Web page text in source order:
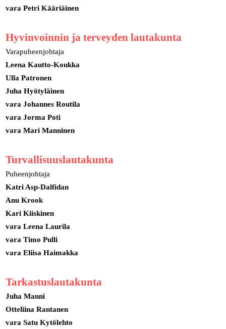
vara Petri Kääriäinen
Hyvinvoinnin ja terveyden lautakunta
Varapuheenjohtaja
Leena Kautto-Koukka
Ulla Patronen
Juha Hyötyläinen
vara Johannes Routila
vara Jorma Poti
vara Mari Manninen
Turvallisuuslautakunta
Puheenjohtaja
Katri Asp-Dalfidan
Anu Krook
Kari Kiiskinen
vara Leena Laurila
vara Timo Pulli
vara Eliisa Haimakka
Tarkastuslautakunta
Juha Manni
Otteliina Rantanen
vara Satu Kytölehto